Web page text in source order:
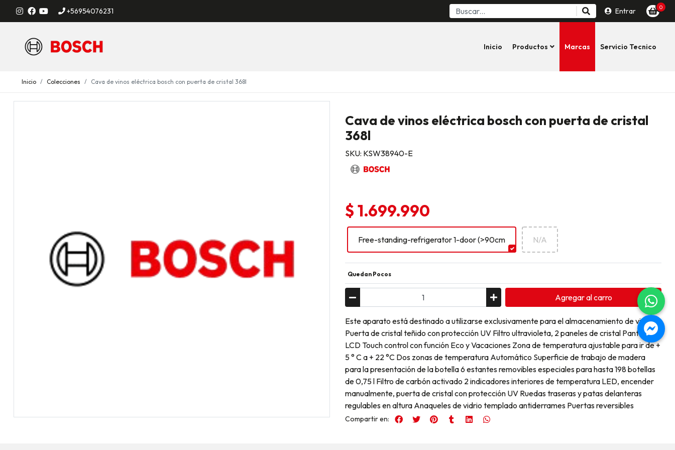
+56954076231 Entrar 0
Inicio Productos Marcas Servicio Tecnico
Inicio Colecciones Cava de vinos eléctrica bosch con puerta de cristal 368l
Cava de vinos eléctrica bosch con puerta de cristal
368l
SKU: KSW38940-E
$ 1.699.990
Free-standing-refrigerator 1-door (>90cm N/A
Quedan Pocos
Agregaral carro
Este aparato está destinado a utilizarse exclusivamente para el almacenamiento de vino
Puerta de cristal teñido con protección UV Filtro ultravioleta, 2 paneles de cristal Pantalla
LCD Touch control con función Eco y Vacaciones Zona de temperatura ajustable para ir de +
5 ° C a + 22 °C Dos zonas de temperatura Automático Superficie de trabajo de madera
para la presentación de la botella 6 estantes removibles especiales para hasta 198 botellas
de 0,75 l Filtro de carbón activado 2 indicadores interiores de temperatura LED, encender
manualmente, puerta de cristal con protección UV Ruedas traseras y patas delanteras
regulables en altura Anaqueles de vidrio templado antiderrames Puertas reversibles
Compartir en: